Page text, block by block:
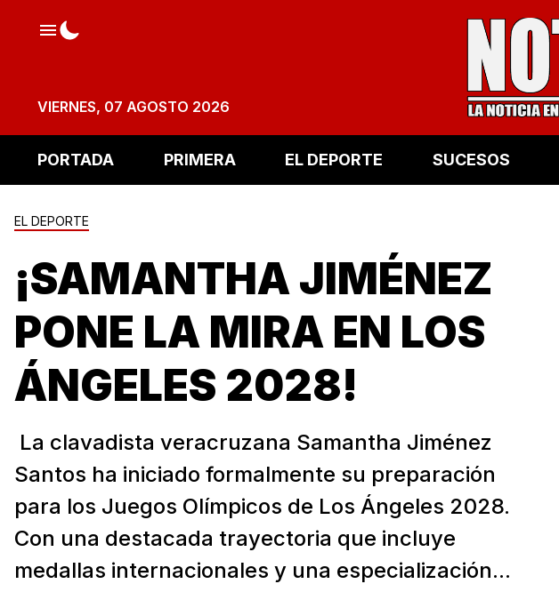
VIERNES, 07 AGOSTO 2026
PORTADA PRIMERA EL DEPORTE SUCESOS
EL DEPORTE
¡SAMANTHA JIMÉNEZ
PONE LA MIRA EN LOS
ÁNGELES 2028!
La clavadista veracruzana Samantha Jiménez
Santos ha iniciado formalmente su preparación
para los Juegos Olímpicos de Los Ángeles 2028.
Con una destacada trayectoria que incluye
medallas internacionales y una especialización...